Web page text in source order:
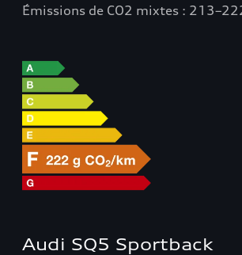
Émissions de CO2 mixtes :
Audi SQ5 Sportback